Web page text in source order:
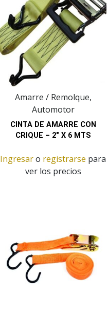
Amarre / Remolque,
Automotor
CINTA DE AMARRE CON
CRIQUE – 2″ X 6 MTS
Ingresaro registrarse para
ver los precios